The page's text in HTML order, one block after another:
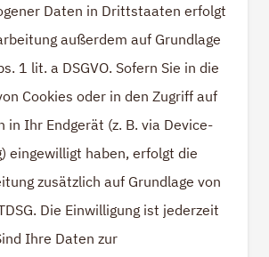
Daten in Drittstaaten erfolgt
außerdem auf Grundlage
1 lit. a DSGVO. Sofern Sie in die
Cookies oder in den Zugriff auf
in Ihr Endgerät (z. B. via Device-
eingewilligt haben, erfolgt die
zusätzlich auf Grundlage von
Die Einwilligung ist jederzeit
Ihre Daten zur